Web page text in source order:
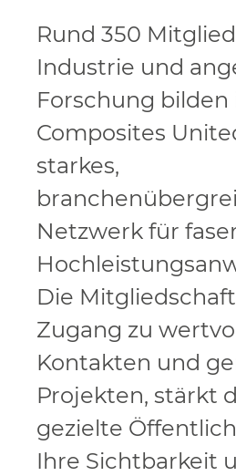
Rund 350
Industrie und
Forschung bilden
Composites
starkes,
Netzwerk für
Die
Zugang zu
Kontakten und
Projekten, stärkt
gezielte
Ihre Sichtbarkeit